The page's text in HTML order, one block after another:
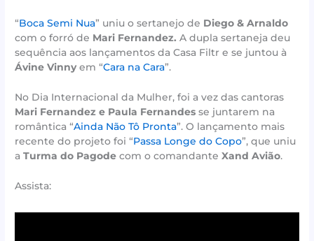
“Boca Semi Nua” uniu o sertanejo de Diego & Arnaldo
com o forró de Mari Fernandez. A dupla sertaneja deu
sequência aos lançamentos da Casa Filtr e se juntou à
Ávine Vinnyem “Cara na Cara”.
No Dia Internacional da Mulher, foi a vez das cantoras
Mari Fernandez e Paula Fernandes se juntarem na
romântica “Ainda Não Tô Pronta”. O lançamento mais
recente do projeto foi “Passa Longe do Copo”, que uniu
aTurma do Pagode com o comandanteXand Avião.
Assista: